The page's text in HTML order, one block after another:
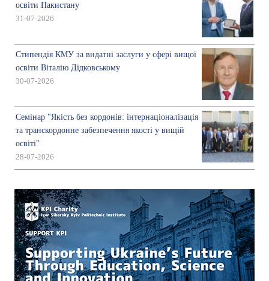
освіти Пакистану
31-07-2026
Стипендія КМУ за видатні заслуги у сфері вищої
освіти Віталію Дідковському
30-07-2026
Семінар "Якість без кордонів: інтернаціоналізація
та транскордонне забезпечення якості у вищій
освіті"
28-07-2026